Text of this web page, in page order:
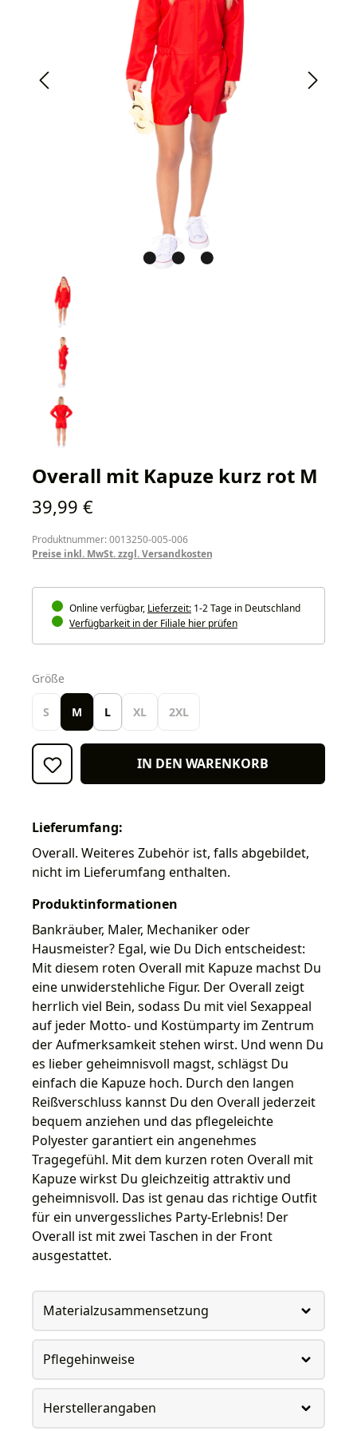
Overall mit Kapuze kurz rot M
Regulärer Preis:
39,99 €
Produktnummer: 0013250-005-006
Preise inkl. MwSt. zzgl. Versandkosten
Online verfügbar, Lieferzeit: 1-2 Tage in Deutschland
Verfügbarkeit in der Filiale hier prüfen
Größe
S M L XL 2XL
IN DEN WARENKORB
Lieferumfang:
Overall. Weiteres Zubehör ist, falls abgebildet,
nicht im Lieferumfang enthalten.
Produktinformationen
Bankräuber, Maler, Mechaniker oder
Hausmeister? Egal, wie Du Dich entscheidest:
Mit diesem roten Overall mit Kapuze machst Du
eine unwiderstehliche Figur. Der Overall zeigt
herrlich viel Bein, sodass Du mit viel Sexappeal
auf jeder Motto- und Kostümparty im Zentrum
der Aufmerksamkeit stehen wirst. Und wenn Du
es lieber geheimnisvoll magst, schlägst Du
einfach die Kapuze hoch. Durch den langen
Reißverschluss kannst Du den Overall jederzeit
bequem anziehen und das pflegeleichte
Polyester garantiert ein angenehmes
Tragegefühl. Mit dem kurzen roten Overall mit
Kapuze wirkst Du gleichzeitig attraktiv und
geheimnisvoll. Das ist genau das richtige Outfit
für ein unvergessliches Party-Erlebnis! Der
Overall ist mit zwei Taschen in der Front
ausgestattet.
Materialzusammensetzung
Pflegehinweise
Herstellerangaben